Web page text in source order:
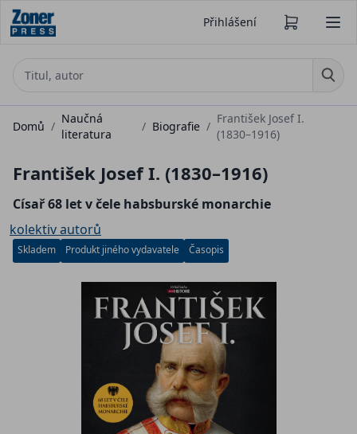
Přihlášení
Domů /
Naučná
literatura
/ Biografie /
František Josef I.
(1830–1916)
František Josef I. (1830–1916)
Císař 68 let v čele habsburské monarchie
kolektiv autorů
Skladem Produkt jiného vydavatele Časopis